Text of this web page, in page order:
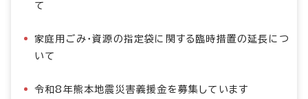
て
家庭用ごみ・資源の指定袋に関する臨時措置の延長につ
いて
令和8年熊本地震災害義援金を募集しています